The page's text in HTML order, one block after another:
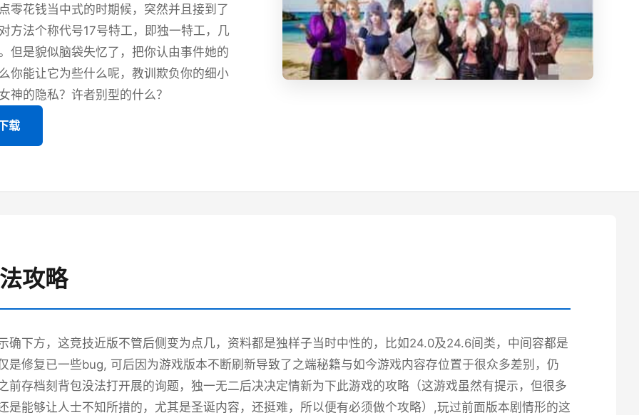
零花钱当中式的时期候，突然并且接到了
方法个称代号17号特工，即独一特工，几
但是貌似脑袋失忆了，把你认由事件她的
你能让它为些什么呢，教训欺负你的细小
神的隐私？许者别型的什么？
载
攻略
确下方，这竞技近版不管后侧变为点几，资料都是独样子当时中性的，比如24.0及24.6间类，中间容都是
是修复已一些bug, 可后因为游戏版本不断刷新导致了之端秘籍与如今游戏内容存位置于很众多差别，仍
前存档刻背包没法打开展的询题，独一无二后决决定情新为下此游戏的攻略（这游戏虽然有提示，但很多
是能够让人士不知所措的，尤其是圣诞内容，还挺难，所以便有必须做个攻略）,玩过前面版本剧情形的这